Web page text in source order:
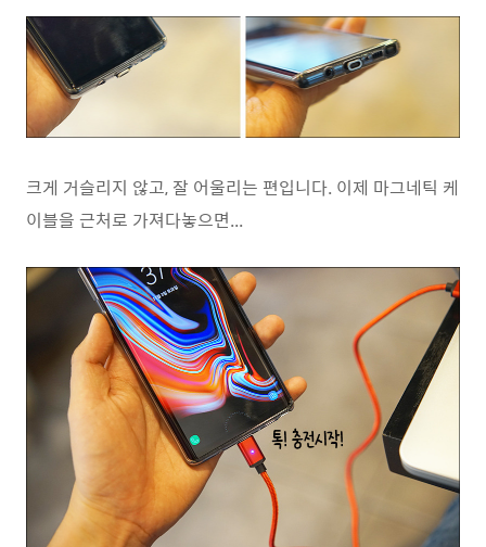
크게 거슬리지 않고, 잘 어울리는 편입니다. 이제 마그네틱 케
이블을 근처로 가져다놓으면...